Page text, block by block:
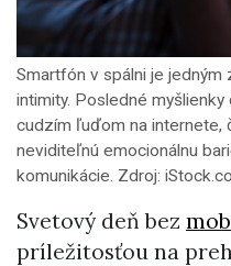
Smartfón v spálni je
intimity. Posledné
cudzím ľuďom na internete,
neviditeľnú emocionálnu
komunikácie. Zdroj:
Svetový deň bez
príležitosťou na